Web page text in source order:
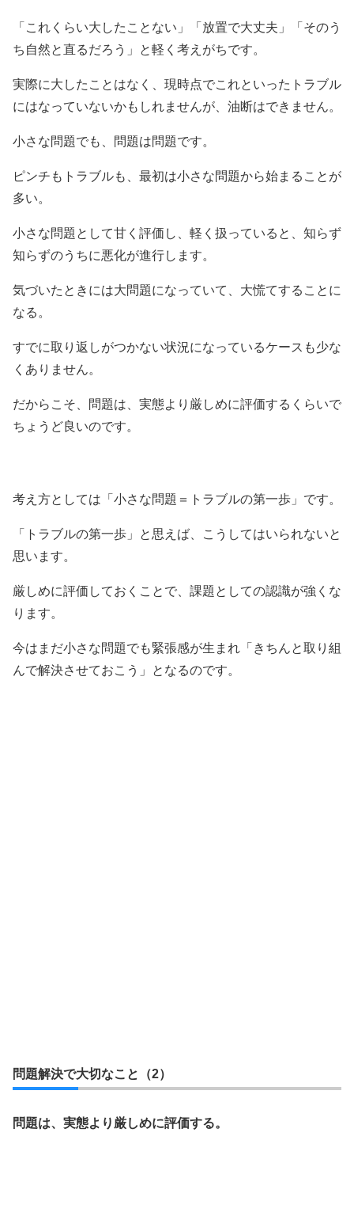
「これくらい大したことない」「放置で大丈夫」「そのう
ち自然と直るだろう」と軽く考えがちです。
実際に大したことはなく、現時点でこれといったトラブル
にはなっていないかもしれませんが、油断はできません。
小さな問題でも、問題は問題です。
ピンチもトラブルも、最初は小さな問題から始まることが
多い。
小さな問題として甘く評価し、軽く扱っていると、知らず
知らずのうちに悪化が進行します。
気づいたときには大問題になっていて、大慌てすることに
なる。
すでに取り返しがつかない状況になっているケースも少な
くありません。
だからこそ、問題は、実態より厳しめに評価するくらいで
ちょうど良いのです。
考え方としては「小さな問題＝トラブルの第一歩」です。
「トラブルの第一歩」と思えば、こうしてはいられないと
思います。
厳しめに評価しておくことで、課題としての認識が強くな
ります。
今はまだ小さな問題でも緊張感が生まれ「きちんと取り組
んで解決させておこう」となるのです。
問題解決で大切なこと（2）
問題は、実態より厳しめに評価する。